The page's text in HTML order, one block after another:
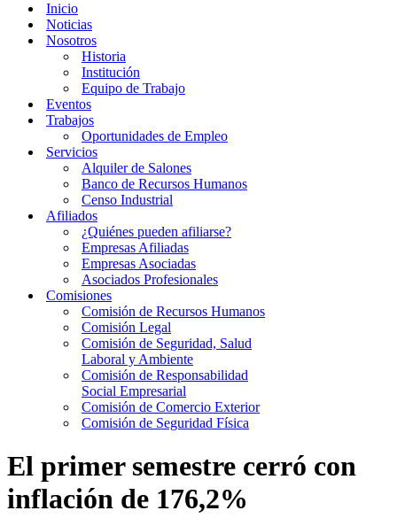
Inicio
Noticias
Nosotros
Historia
Institución
Equipo de Trabajo
Eventos
Trabajos
Oportunidades de Empleo
Servicios
Alquiler de Salones
Banco de Recursos Humanos
Censo Industrial
Afiliados
¿Quiénes pueden afiliarse?
Empresas Afiliadas
Empresas Asociadas
Asociados Profesionales
Comisiones
Comisión de Recursos Humanos
Comisión Legal
Comisión de Seguridad, Salud
Laboral y Ambiente
Comisión de Responsabilidad
Social Empresarial
Comisión de Comercio Exterior
Comisión de Seguridad Física
El primer semestre cerró con
inflación de 176,2%